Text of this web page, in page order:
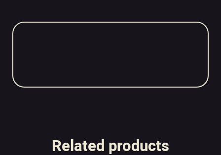
Related products